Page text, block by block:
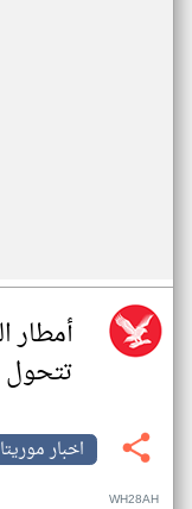
أمطار
تتحول
اخبار
WH28AH